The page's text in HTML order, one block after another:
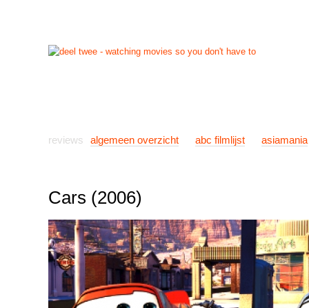
reviews algemeen overzicht abc filmlijst asiamania
Cars (2006)